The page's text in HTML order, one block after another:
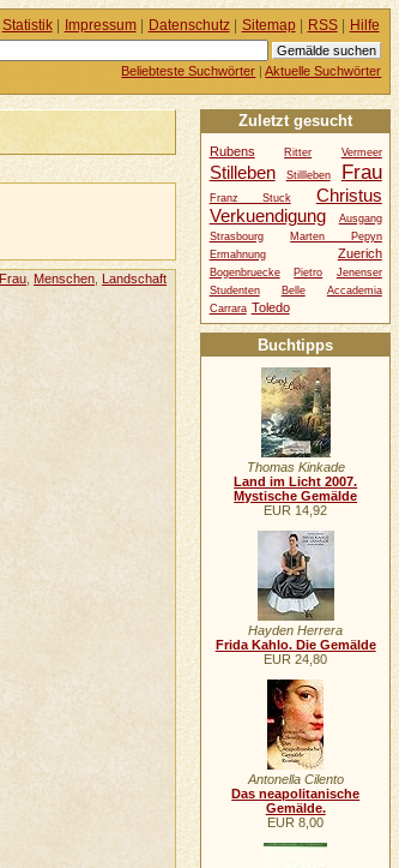
Frau Menschen Landschaft
Statistik| Impressum| Datenschutz| Sitemap| RSS| Hilfe
Beliebteste Suchwörter |Aktuelle Suchwörter
Zuletzt gesucht
Rubens Ritter Vermeer
Stilleben Stillleben Frau
Franz Stuck
Christus
Verkuendigung
Ausgang
Strasbourg
Marten Pepyn
Ermahnung
Zuerich
Bogenbruecke Pietro
Jenenser
Studenten
Belle
Accademia
Carrara Toledo
Buchtipps
Thomas Kinkade
Land im Licht 2007.
Mystische Gemälde
EUR 14,92
Hayden Herrera
Frida Kahlo. Die Gemälde
EUR 24,80
Antonella Cilento
Das neapolitanische
Gemälde.
EUR 8,00